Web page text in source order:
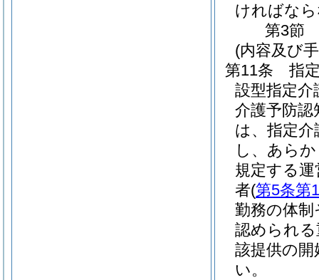
ければな
第3節
(内容及び
第11条
指
設型指定介
介護予防認
は、指定
し、あら
規定する
者(第5条第
勤務の体
認められ
該提供の
い。